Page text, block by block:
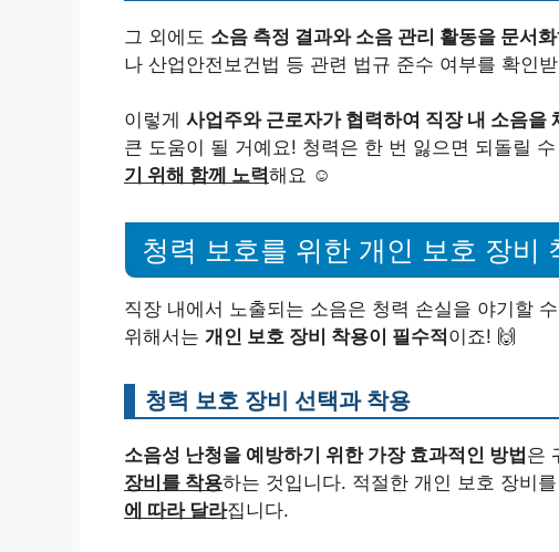
그 외에도 소음 측정 결과와 소음 관리 활동을 문서
나 산업안전보건법 등 관련 법규 준수 여부를 확인
이렇게 사업주와 근로자가 협력하여 직장 내 소음을
큰 도움이 될 거예요! 청력은 한 번 잃으면 되돌릴
기 위해 함께 노력해요 ☺️
청력 보호를 위한 개인 보호 장비
직장 내에서 노출되는 소음은 청력 손실을 야기할
위해서는 개인 보호 장비 착용이 필수적이죠! 🙌
청력 보호 장비 선택과 착용
소음성 난청을 예방하기 위한 가장 효과적인 방법은
장비를 착용하는 것입니다. 적절한 개인 보호 장비
에 따라 달라집니다.